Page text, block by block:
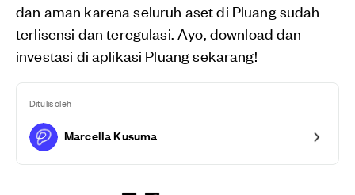
dan aman karena seluruh aset di Pluang sudah
terlisensi dan teregulasi. Ayo, download dan
investasi di aplikasi Pluang sekarang!
Ditulis oleh
Marcella Kusuma